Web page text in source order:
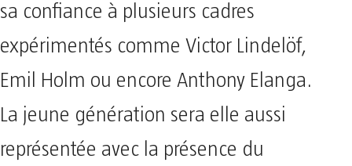
sa confiance à plusieurs cadres
expérimentés comme Victor Lindelöf,
Emil Holm ou encore Anthony Elanga.
La jeune génération sera elle aussi
représentée avec la présence du